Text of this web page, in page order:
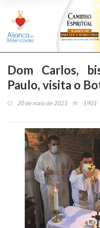
Dom Carlos,
Paulo, visita o
20 de maio de 2021 1901